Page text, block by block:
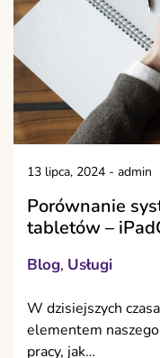
13 lipca, 2024 - admin
Porównanie
tabletów –
Blog, Usługi
W dzisiejszych
elementem
pracy, jak…